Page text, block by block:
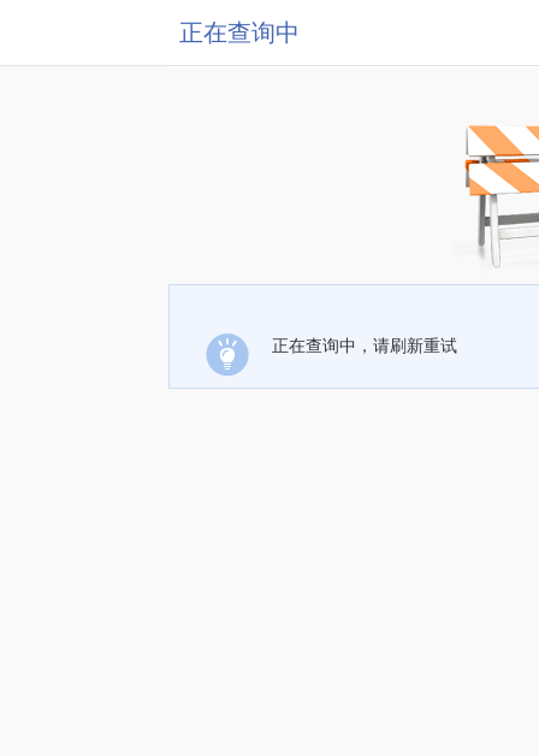
正在查询中
正在查询中，请刷新重试